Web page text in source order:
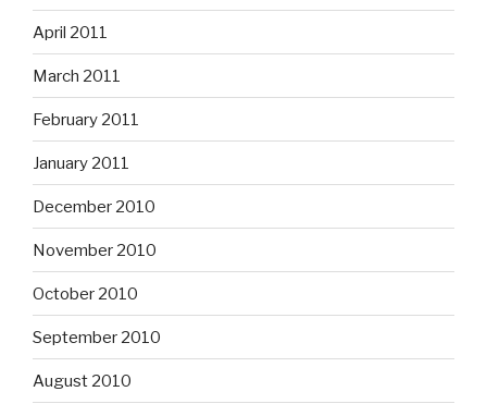
April 2011
March 2011
February 2011
January 2011
December 2010
November 2010
October 2010
September 2010
August 2010